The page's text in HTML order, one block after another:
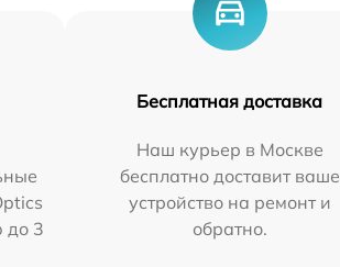
до 3
Бесплатная доставка
Наш курьер в Москве
бесплатно доставит ваше
устройство на ремонт и
обратно.